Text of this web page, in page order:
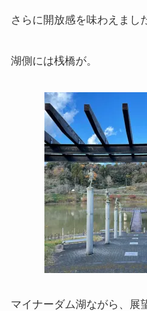
さらに開放感を味わえまし
湖側には桟橋が。
マイナーダム湖ながら、展